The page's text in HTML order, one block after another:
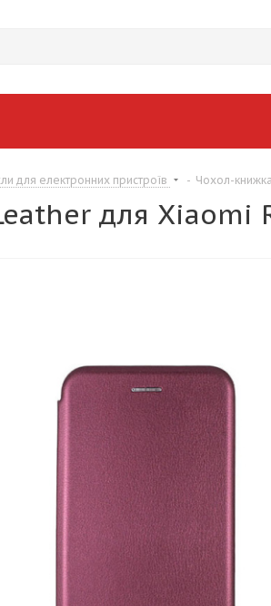
для електронних пристроїв - Чохол-
для Xiaomi